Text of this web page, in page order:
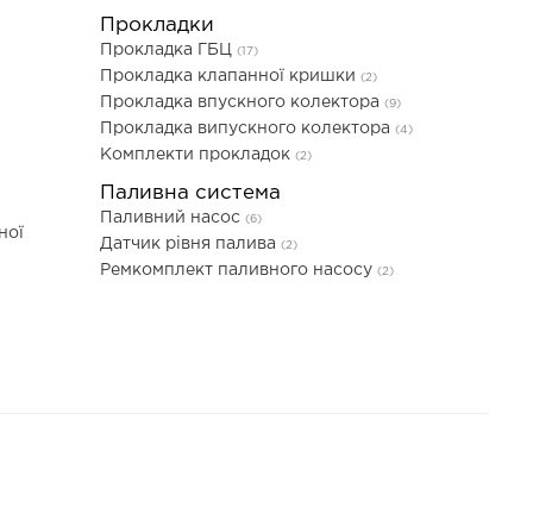
Прокладки
Прокладка ГБЦ (17)
Прокладка клапанної кришки (2)
Прокладка впускного колектора (9)
Прокладка випускного колектора (4)
Комплекти прокладок (2)
Паливна система
Паливний насос (6)
Датчик рівня палива (2)
Ремкомплект паливного насосу (2)